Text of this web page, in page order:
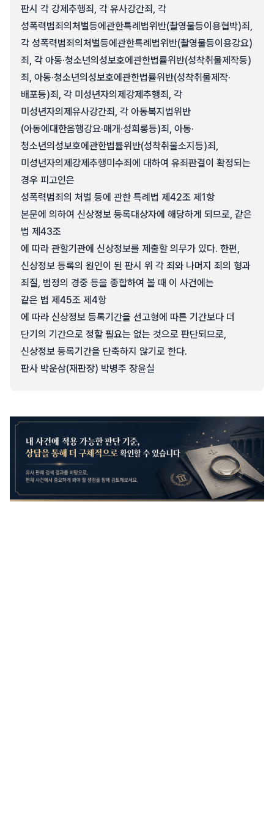
판시 각 강제추행죄, 각 유사강간죄, 각
성폭력범죄의처벌등에관한특례법위반(촬영물등이용협박)죄,
각 성폭력범죄의처벌등에관한특례법위반(촬영물등이용강요)
죄, 각 아동·청소년의성보호에관한법률위반(성착취물제작등)
죄, 아동·청소년의성보호에관한법률위반(성착취물제작·
배포등)죄, 각 미성년자의제강제추행죄, 각
미성년자의제유사강간죄, 각 아동복지법위반
(아동에대한음행강요·매개·성희롱등)죄, 아동·
청소년의성보호에관한법률위반(성착취물소지등)죄,
미성년자의제강제추행미수죄에 대하여 유죄판결이 확정되는
경우 피고인은
성폭력범죄의 처벌 등에 관한 특례법 제42조 제1항
본문에 의하여 신상정보 등록대상자에 해당하게 되므로, 같은
법 제43조
에 따라 관할기관에 신상정보를 제출할 의무가 있다. 한편,
신상정보 등록의 원인이 된 판시 위 각 죄와 나머지 죄의 형과
죄질, 범정의 경중 등을 종합하여 볼 때 이 사건에는
같은 법 제45조 제4항
에 따라 신상정보 등록기간을 선고형에 따른 기간보다 더
단기의 기간으로 정할 필요는 없는 것으로 판단되므로,
신상정보 등록기간을 단축하지 않기로 한다.
판사 박운삼(재판장) 박병주 장윤실